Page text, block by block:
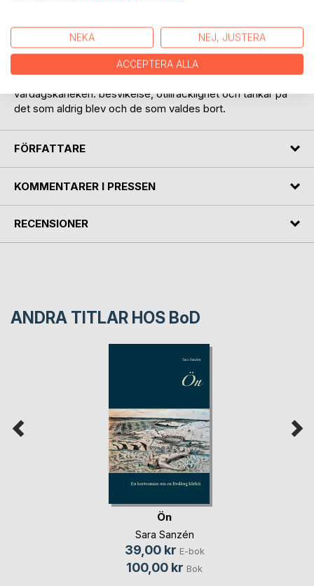
Den här diktsamlingen handlar om vardagskärlek, den som
kanske börjar i passion men så småningom går över i något
annat. Den handlar också om allt det där som kan skava i
vardagskärleken: besvikelse, otillräcklighet och tankar på
det som aldrig blev och de som valdes bort.
FÖRFATTARE
KOMMENTARER I PRESSEN
RECENSIONER
ANDRA TITLAR HOS BoD
Ön
Sara Sanzén
39,00 kr E-bok
100,00 kr Bok
NEKA NEJ, JUSTERA
ACCEPTERA ALLA